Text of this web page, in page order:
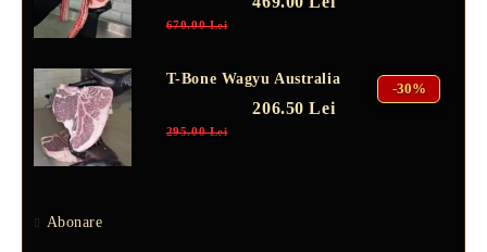
670.00 Lei
T-Bone Wagyu Australia
-30%
206.50 Lei
295.00 Lei
Abonare